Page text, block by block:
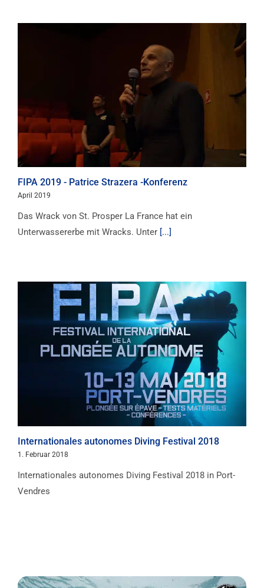
FIPA 2019 - Patrice Strazera -Konferenz
April 2019
Das Wrack von St. Prosper La France hat ein
Unterwassererbe mit Wracks. Unter[...]
Internationales autonomes Diving Festival 2018
1. Februar 2018
Internationales autonomes Diving Festival 2018 in Port-
Vendres